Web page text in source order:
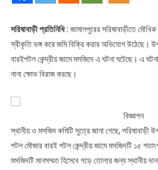
সরিষাবাড়ী প্রতিনিধি : জামালপুরের সরিষাবাড়ীতে
স্বীকৃতি ভঙ্গ করে জমি বিক্রি করার অভিযোগ উঠেছে।
বারইপটল কেন্দ্রীয় জামে মসজিদে এ ঘটনা ঘটেছে। এ
নানা ক্ষোভ বিরাজ করছে।
বিজ্ঞাপন
স্থানীয় ও মসজিদ কমিটি সুত্রে জানা গেছে, সরিষাবাড়ী
পটল মৌজার বারই পটল কেন্দ্রীয় জামে মসজিদটি ১৫
মসজিদটি মানসম্মত হিসেবে গড়ে তোলার জন্য স্থানীয়